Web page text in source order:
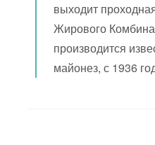
выходит
Жирового
производится
майонез, с 1936